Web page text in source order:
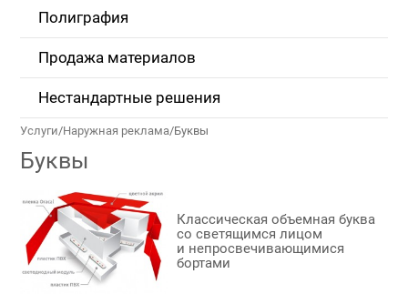
Полиграфия
Продажа материалов
Нестандартные решения
Услуги/Наружная реклама/Буквы
Буквы
Классическая объемная буква
со светящимся лицом
и непросвечивающимися
бортами